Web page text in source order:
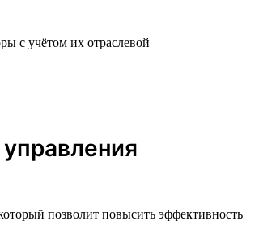
с учётом их отраслевой
позволит повысить эффективность